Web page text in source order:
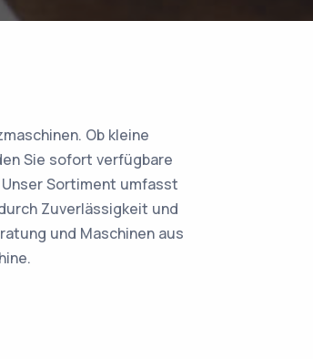
Ob kleine
Sie sofort verfügbare
Sortiment umfasst
Zuverlässigkeit und
und Maschinen aus